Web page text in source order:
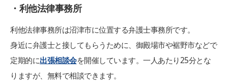
・利他法律事務所
利他法律事務所は沼津市に位置する弁護士事務所です。
身近に弁護士と接してもらうために、御殿場市や裾野市などで
定期的に出張相談会を開催しています。一人あたり25分とな
りますが、無料で相談できます。